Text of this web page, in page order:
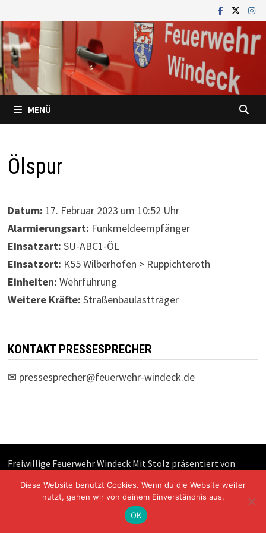
Inhalt
springen
MENÜ
Ölspur
Datum: 17. Februar 2023 um 10:52 Uhr
Alarmierungsart: Funkmeldeempfänger
Einsatzart: SU-ABC1-ÖL
Einsatzort: K55 Wilberhofen > Ruppichteroth
Einheiten: Wehrführung
Weitere Kräfte: Straßenbaulastträger
KONTAKT PRESSESPRECHER
✉ pressesprecher@feuerwehr-windeck.de
Freiwillige Feuerwehr Windeck Mit Stolz präsentiert von
Diese Website benutzt Cookies. Wenn du die Website weiter
nutzt, gehen wir von deinem Einverständnis aus.
OK